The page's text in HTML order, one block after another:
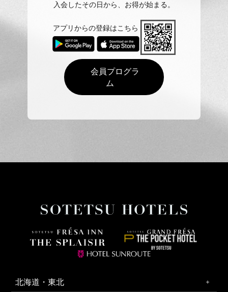
入会したその日から、お得が始まる。
会員プログラ
ム
アプリからの登録はこちら
北海道・東北